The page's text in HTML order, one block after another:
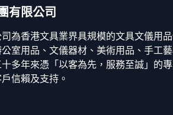
有限公司
為香港文具業界具規模的文具文儀用
室用品、文儀器材、美術用品、手工
多年來憑「以客為先，服務至誠」的
信賴及支持。